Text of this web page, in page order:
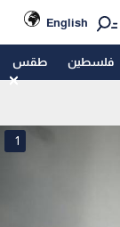
English
فلسطين طقس
1